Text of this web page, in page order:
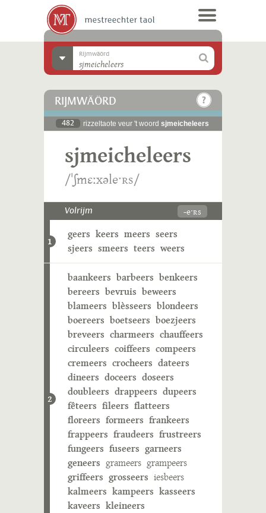
Rijmwäörd
RIJMWÄÖRD
482 rizzeltaote veur 't woord sjmeicheleers
sjmeicheleers
/ˈʃmɛːxəleˑʀs/
Volrijm -eˑʀs
1
geers keers meers seers
sjeers smeers teers weers
2
baankeers barbeers benkeers
bereers bevruis beweers
blameers blèsseers blondeers
boereers boetseers boezjeers
breveers charmeers chauffeers
circuleers coiffeers compeers
cremeers crocheers dateers
dineers doceers doseers
doubleers drappeers dupeers
fêteers fileers flatteers
floreers formeers frankeers
frappeers fraudeers frustreers
fungeers fuseers garneers
geneers grameers grampeers
griffeers grosseers iesbeers
kalmeers kampeers kasseers
kaveers kleineers